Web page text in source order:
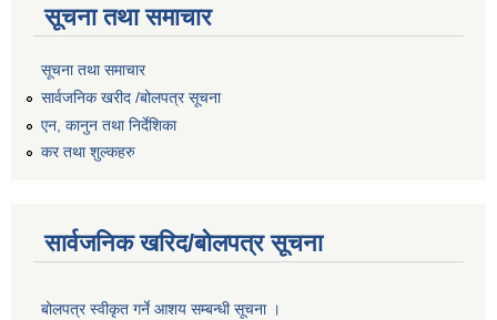
सूचना तथा समाचार
सूचना तथा समाचार
सार्वजनिक खरीद /बोलपत्र सूचना
एन, कानुन तथा निर्देशिका
कर तथा शुल्कहरु
सार्वजनिक खरिद/बोलपत्र सूचना
बोलपत्र स्वीकृत गर्ने आशय सम्बन्धी सूचना ।